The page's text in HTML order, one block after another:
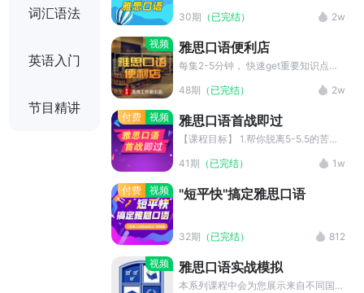
词汇语法
英语入门
节目精讲
到的提问方式，以及每个话题下回答时
答示范，直指雅思口语考试重难点，让
你在一月左右轻松拿下雅思口语高分。
30期 （已完结） 2w
视频 雅思口语便利店
每集2-5分钟， 快速get重要知识点；
音、思路； 解决内容编排、思路拓展
思考官密切合作 准确定位考生痛点+提
供高效解决方案 擅长中短期提分 如何
入O2O英语角，添加Julie微信：
48期 （已完结） 2w
付费 视频 雅思口语首战即过
【课程目标】 1.帮你脱离5-5.5的苦
帮你摆脱僵化de傻英语，迈向高分 4.
试技巧，别人会的你也会 【适宜人
简单到哭的宝宝们 3.基础不错，中分
漏题就歇菜，应变能力较弱的宝宝们
5.急切备考，需要应试技巧绿色通道的
41期 （已完结） 1w
付费 视频 "短平快"搞定雅思口语
32期 （已完结） 812
视频 雅思口语实战模拟
本系列课程中会为您展示来自不同国家